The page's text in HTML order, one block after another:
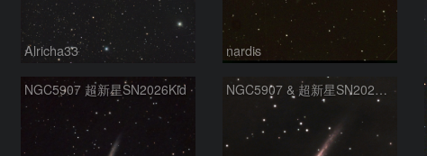
Alricha33 nardis
NGC5907 超新星SN2026Kid NGC5907 & 超新星SN2026kid